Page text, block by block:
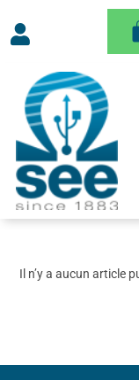
Il n’y a aucun article